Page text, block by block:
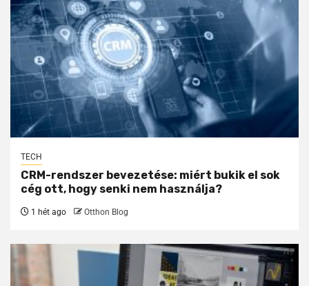
TECH
CRM-rendszer bevezetése: miért bukik el sok
cég ott, hogy senki nem használja?
1 hét ago Otthon Blog